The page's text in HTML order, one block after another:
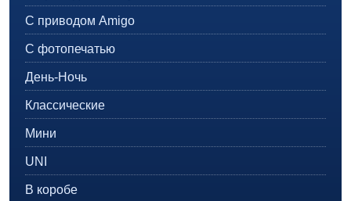
С приводом Amigo
С фотопечатью
День-Ночь
Классические
Мини
UNI
В коробе